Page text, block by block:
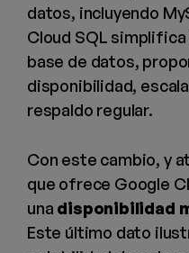
datos, incluyendo
Cloud SQL
base de datos,
disponibilidad,
respaldo regular.
Con este cambio, y
que ofrece Google
una disponibilidad
Este último dato